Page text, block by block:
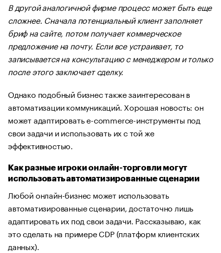
В другой аналогичной фирме процесс может быть еще
сложнее. Сначала потенциальный клиент заполняет
бриф на сайте, потом получает коммерческое
предложение на почту. Если все устраивает, то
записывается на консультацию с менеджером и только
после этого заключает сделку.
Однако подобный бизнес также заинтересован в
автоматизации коммуникаций. Хорошая новость: он
может адаптировать e-commerce-инструменты под
свои задачи и использовать их с той же
эффективностью.
Как разные игроки онлайн-торговли могут
использовать автоматизированные сценарии
Любой онлайн-бизнес может использовать
автоматизированные сценарии, достаточно лишь
адаптировать их под свои задачи. Рассказываю, как
это сделать на примере CDP (платформ клиентских
данных).